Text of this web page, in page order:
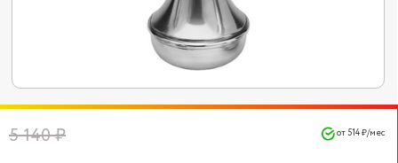
5 140 ₽ от 514 ₽/мес